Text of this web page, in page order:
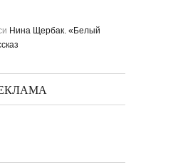
Нина Щербак. «Белый